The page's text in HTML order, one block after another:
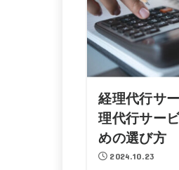
経理代行サ
理代行サー
めの選び方
2024.10.23